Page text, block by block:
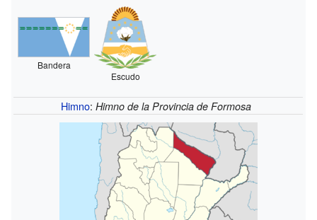
Bandera
Escudo
Himno:Himno de la Provincia de Formosa